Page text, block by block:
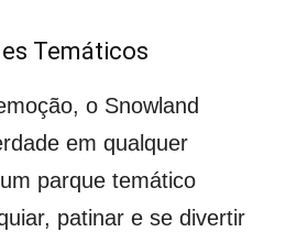
Temáticos
o Snowland
em qualquer
parque temático
patinar e se divertir